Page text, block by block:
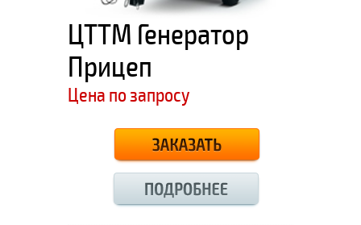
ЦТТМ Генератор
Прицеп
Цена по запросу